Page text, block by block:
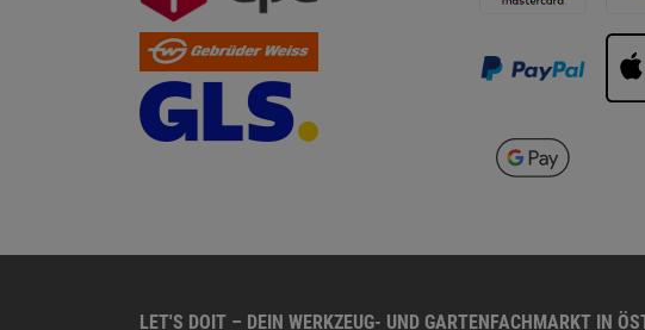
LET'S DOIT – DEIN WERKZEUG- UND GARTENFACHMARKT IN